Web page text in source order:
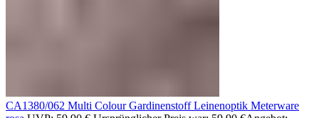
CA1380/062 Multi Colour Gardinenstoff Leinenoptik Meterware